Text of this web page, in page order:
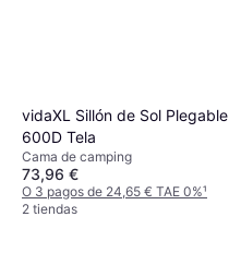
vidaXL Sillón de Sol Plegable
600D Tela
Cama de camping
73,96 €
O 3 pagos de 24,65 € TAE 0%¹
2 tiendas